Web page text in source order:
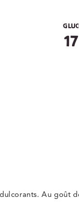
Au goût